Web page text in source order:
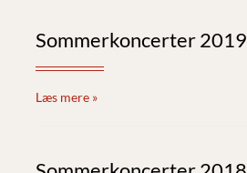
Sommerkoncerter 2019
Læs mere »